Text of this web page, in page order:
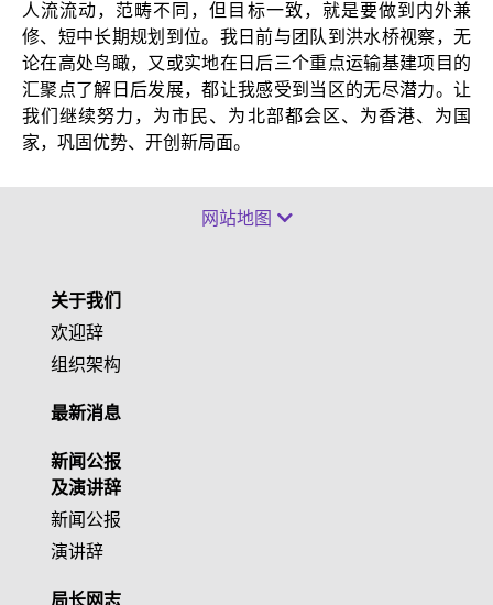
人流流动，范畴不同，但目标一致，就是要做到内外兼
修、短中长期规划到位。我日前与团队到洪水桥视察，无
论在高处鸟瞰，又或实地在日后三个重点运输基建项目的
汇聚点了解日后发展，都让我感受到当区的无尽潜力。让
我们继续努力，为市民、为北部都会区、为香港、为国
家，巩固优势、开创新局面。
网站地图
关于我们
欢迎辞
组织架构
最新消息
新闻公报
及演讲辞
新闻公报
演讲辞
局长网志